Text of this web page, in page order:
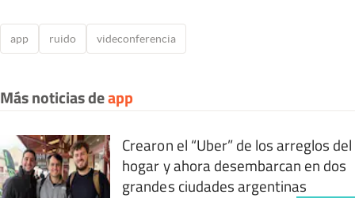
app ruido videconferencia
Más noticias deapp
Crearon el “Uber” de los arreglos del
hogar y ahora desembarcan en dos
grandes ciudades argentinas